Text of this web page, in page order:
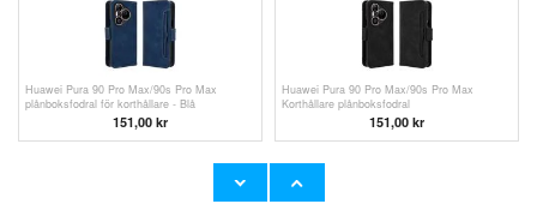
Huawei Pura 90 Pro Max/90s Pro Max
plånboksfodral för korthållare - Blå
151,00 kr
Huawei Pura 90 Pro Max/90s Pro Max
Korthållare plånboksfodral
151,00 kr